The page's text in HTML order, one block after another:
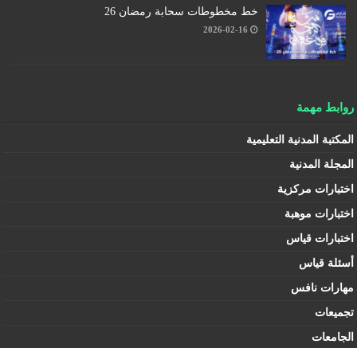
خط مخطوطات سحابة رمضان 26
2026-02-16
روابط مهمة
المكتبة المدنية التعليمية
المجلة المدنية
اختبارات مركزية
اختبارات موهبة
اختبارات قياس
أسئلة قياس
مهارات نافس
تجميعات
الجامعات